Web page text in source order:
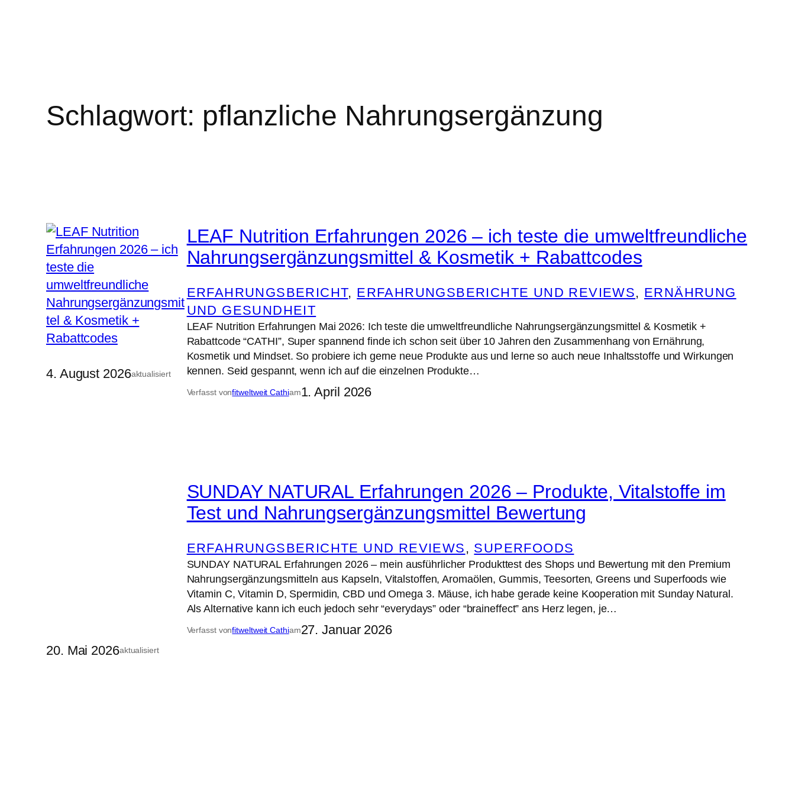
Schlagwort: pflanzliche Nahrungsergänzung
4. August 2026aktualisiert
LEAF Nutrition Erfahrungen 2026 – ich teste die umweltfreundliche
Nahrungsergänzungsmittel & Kosmetik + Rabattcodes
ERFAHRUNGSBERICHT, ERFAHRUNGSBERICHTE UND REVIEWS, ERNÄHRUNG
UND GESUNDHEIT
LEAF Nutrition Erfahrungen Mai 2026: Ich teste die umweltfreundliche Nahrungsergänzungsmittel & Kosmetik +
Rabattcode “CATHI”, Super spannend finde ich schon seit über 10 Jahren den Zusammenhang von Ernährung,
Kosmetik und Mindset. So probiere ich gerne neue Produkte aus und lerne so auch neue Inhaltsstoffe und Wirkungen
kennen. Seid gespannt, wenn ich auf die einzelnen Produkte…
Verfasst vonfitweltweit Cathiam1. April 2026
20. Mai 2026aktualisiert
SUNDAY NATURAL Erfahrungen 2026 – Produkte, Vitalstoffe im
Test und Nahrungsergänzungsmittel Bewertung
ERFAHRUNGSBERICHTE UND REVIEWS , SUPERFOODS
SUNDAY NATURAL Erfahrungen 2026 – mein ausführlicher Produkttest des Shops und Bewertung mit den Premium
Nahrungsergänzungsmitteln aus Kapseln, Vitalstoffen, Aromaölen, Gummis, Teesorten, Greens und Superfoods wie
Vitamin C, Vitamin D, Spermidin, CBD und Omega 3. Mäuse, ich habe gerade keine Kooperation mit Sunday Natural.
Als Alternative kann ich euch jedoch sehr “everydays” oder “braineffect” ans Herz legen, je…
Verfasst vonfitweltweit Cathiam27. Januar 2026